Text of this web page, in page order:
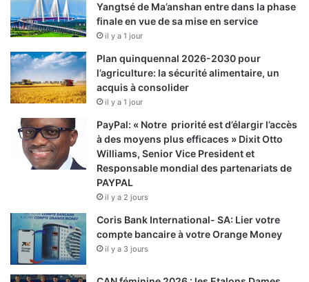
Yangtsé de Ma’anshan entre dans la phase
finale en vue de sa mise en service
il y a 1 jour
Plan quinquennal 2026-2030 pour
l’agriculture: la sécurité alimentaire, un
acquis à consolider
il y a 1 jour
PayPal: « Notre priorité est d’élargir l’accès
à des moyens plus efficaces » Dixit Otto
Williams, Senior Vice President et
Responsable mondial des partenariats de
PAYPAL
il y a 2 jours
Coris Bank International- SA: Lier votre
compte bancaire à votre Orange Money
il y a 3 jours